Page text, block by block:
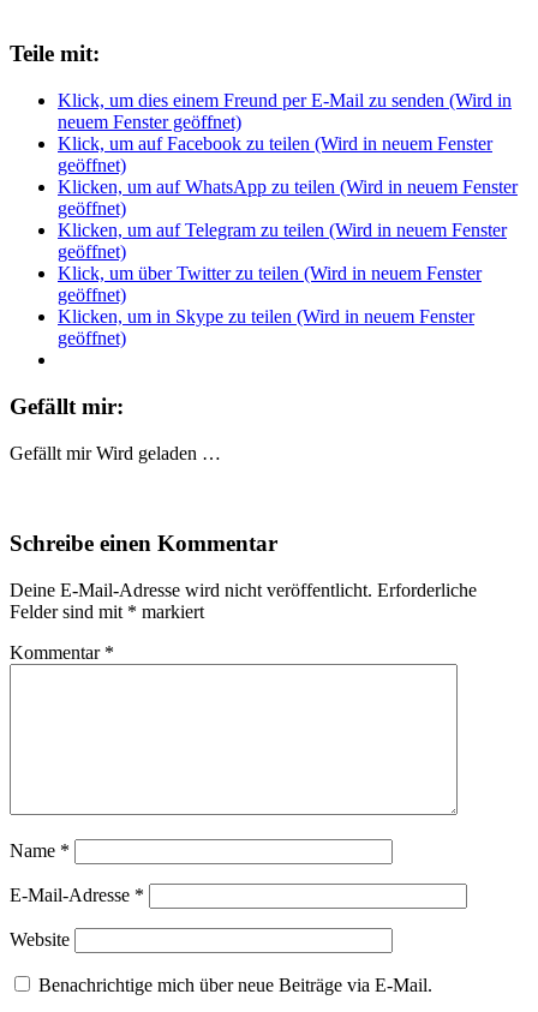
Teile mit:
Klick, um dies einem Freund per E-Mail zu senden (Wird in
neuem Fenster geöffnet)
Klick, um auf Facebook zu teilen (Wird in neuem Fenster
geöffnet)
Klicken, um auf WhatsApp zu teilen (Wird in neuem Fenster
geöffnet)
Klicken, um auf Telegram zu teilen (Wird in neuem Fenster
geöffnet)
Klick, um über Twitter zu teilen (Wird in neuem Fenster
geöffnet)
Klicken, um in Skype zu teilen (Wird in neuem Fenster
geöffnet)
Gefällt mir:
Gefällt mir Wird geladen …
Schreibe einen Kommentar
Deine E-Mail-Adresse wird nicht veröffentlicht. Erforderliche
Felder sind mit * markiert
Kommentar *
Name *
E-Mail-Adresse *
Website
Benachrichtige mich über neue Beiträge via E-Mail.